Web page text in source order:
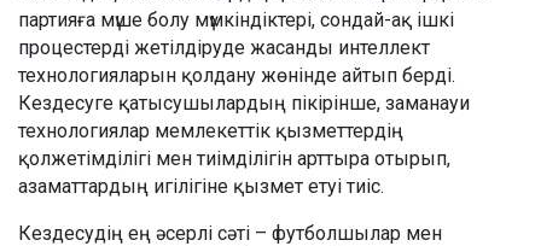
партияға мүше болу мүмкіндіктері, сондай-ақ ішкі
процестерді жетілдіруде жасанды интеллект
технологияларын қолдану жөнінде айтып берді.
Кездесуге қатысушылардың пікірінше, заманауи
технологиялар мемлекеттік қызметтердің
қолжетімділігі мен тиімділігін арттыра отырып,
азаматтардың игілігіне қызмет етуі тиіс.
Кездесудің ең әсерлі сәті – футболшылар мен